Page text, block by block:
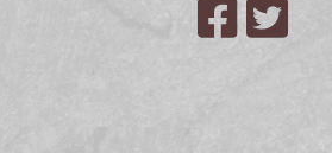
Facebook